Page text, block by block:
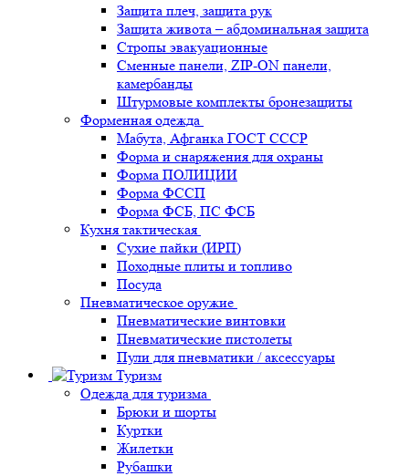
Защита плеч, защита рук
Защита живота – абдоминальная защита
Стропы эвакуационные
Сменные панели, ZIP-ON панели,
камербанды
Штурмовые комплекты бронезащиты
Форменная одежда
Мабута, Афганка ГОСТ СССР
Форма и снаряжения для охраны
Форма ПОЛИЦИИ
Форма ФССП
Форма ФСБ, ПС ФСБ
Кухня тактическая
Сухие пайки (ИРП)
Походные плиты и топливо
Посуда
Пневматическое оружие
Пневматические винтовки
Пневматические пистолеты
Пули для пневматики / аксессуары
Туризм
Одежда для туризма
Брюки и шорты
Куртки
Жилетки
Рубашки